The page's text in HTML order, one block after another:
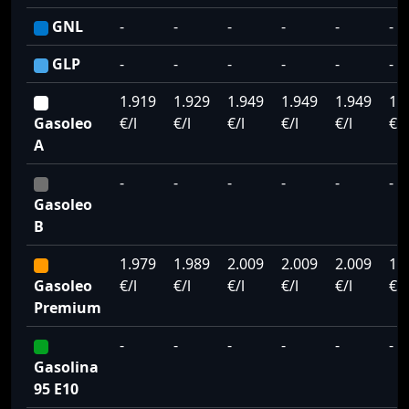
GNL
- - - - -
-
GLP
- - - - - -
Gasoleo
A
1.919
€/l
1.929
€/l
1.949
€/l
1.949
€/l
1.949
€/l
€/l
Gasoleo
B
- - - - - -
Gasoleo
Premium
1.979
€/l
1.989
€/l
2.009
€/l
2.009
€/l
2.009
€/l
€/l
Gasolina
95 E10
- - - - - -